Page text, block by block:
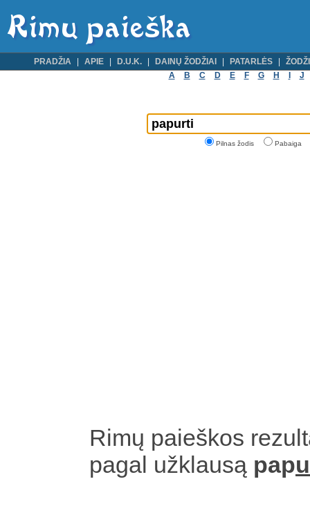
PRADŽIA APIE D.U.K. DAINŲ ŽODŽIAI PATARLĖS
A
B C D E F G H J
Pilnas žodis Pabaiga
Rimų paieškos
pagal užklausą pap